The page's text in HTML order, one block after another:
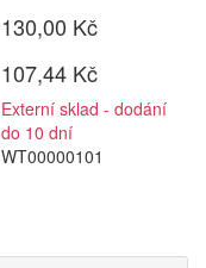
130,00 Kč
107,44 Kč
Externí sklad - dodání
do 10 dní
WT00000101